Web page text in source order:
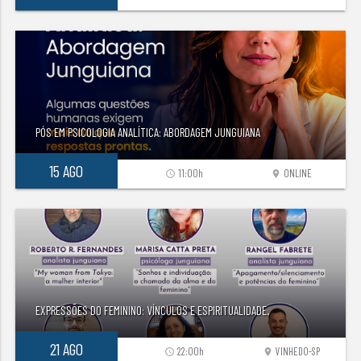
PÓS EM PSICOLOGIA ANALÍTICA: ABORDAGEM JUNGUIANA
15 AGO location_on ONLINE
access_time 11:00h
EXPRESSÕES DO FEMININO: VÍNCULOS E ESPIRITUALIDADE.
21 AGO location_on VINHEDO-SP
access_time 22:00h